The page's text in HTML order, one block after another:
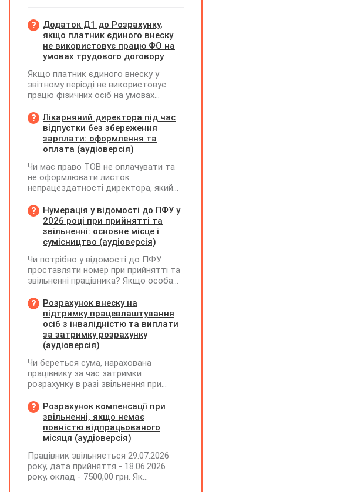
Додаток Д1 до Розрахунку,
якщо платник єдиного внеску
не використовує працю ФО на
умовах трудового договору
Якщо платник єдиного внеску у
звітному періоді не використовує
працю фізичних осіб на умовах
на інших умовах, передбачених
законодавством, Додаток Д1/
Додаток ФІЗ-Д1 за відповідний
період не подається
Лікарняний директора під час
відпустки без збереження
зарплати: оформлення та
оплата (аудіоверсія)
Чи має право ТОВ не оплачувати та
не оформлювати листок
непрацездатності директора, який
збереження заробітної плати під час
призупинення діяльності
підприємства?
Нумерація у відомості до ПФУ у
2026 році при прийнятті та
звільненні: основне місце і
сумісництво (аудіоверсія)
Чи потрібно у відомості до ПФУ
проставляти номер при прийнятті та
звільненні працівника? Якщо особа
місцем роботи та за сумісництвом,
чи рахується це як два роботодавці?
Розрахунок внеску на
підтримку працевлаштування
осіб з інвалідністю та виплати
за затримку розрахунку
(аудіоверсія)
Чи береться сума, нарахована
працівнику за час затримки
розрахунку в разі звільнення при
заробітної плати (винагороди), для
розрахунку внеску на підтримку
працевлаштування осіб з
інвалідністю?
Розрахунок компенсації при
звільненні, якщо немає
повністю відпрацьованого
місяця (аудіоверсія)
Працівник звільняється 29.07.2026
року, дата прийняття - 18.06.2026
року, оклад - 7500,00 грн. Як